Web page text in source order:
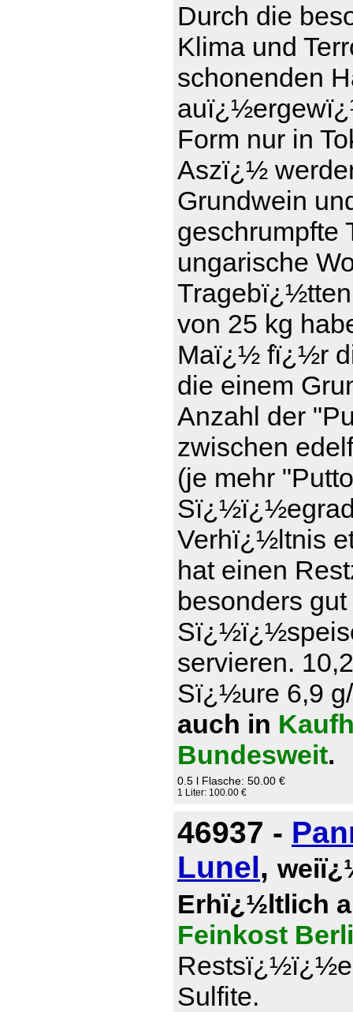
Durch die
Klima und
schonenden
Form nur in
Aszï¿½
Grundwein
geschrumpfte
ungarische
von 25 kg
Maï¿½ fï¿½r
die einem
Anzahl der
zwischen
(je mehr
Verhï¿½ltnis
hat einen
besonders
servieren.
Sï¿½ure 6,9
auch in
Bundesweit.
0.5 l Flasche: 50.00 €
1 Liter: 100.00 €
46937 -
Lunel,
Erhï¿½ltlich
Feinkost
Sulfite.